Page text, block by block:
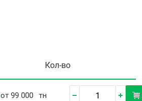
Кол-во
от 99 000 тн